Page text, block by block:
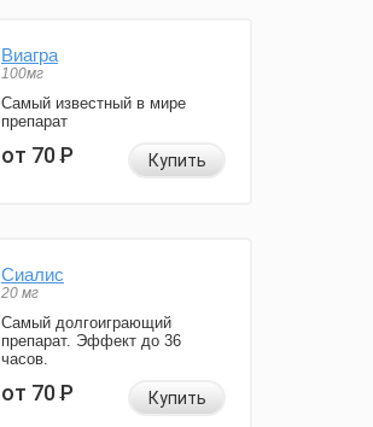
Виагра
100мг
Самый известный в мире
препарат
от 70Р Купить
Сиалис
20 мг
Самый долгоиграющий
препарат. Эффект до 36
часов.
от 70Р Купить